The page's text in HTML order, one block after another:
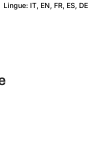
Lingue: IT, EN, FR, ES, DE